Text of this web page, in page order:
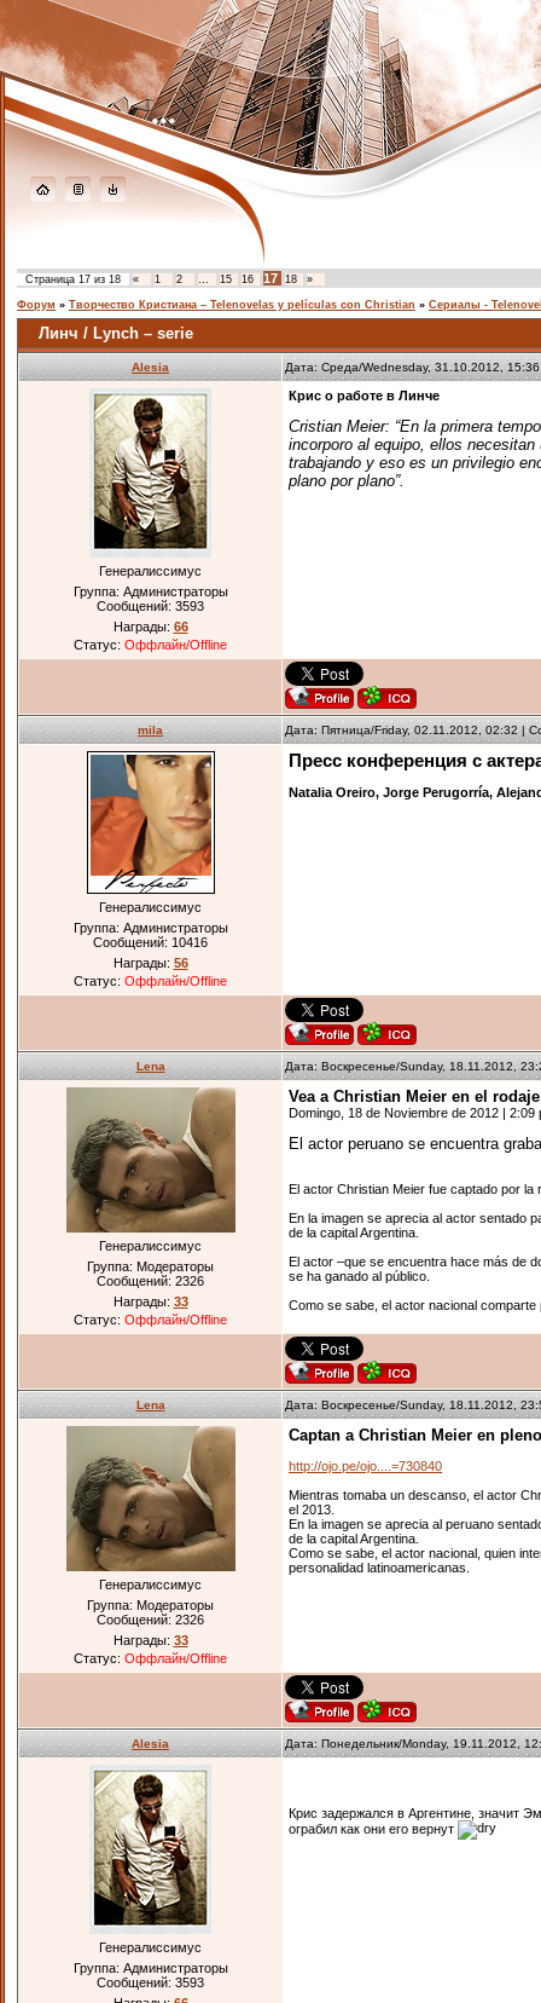
...
Страница 17 из 18 « 1 2 … 15 16 17 18 »
Форум » Творчество Кристиана – Telenovelas y películas con Christian » Сериалы -
Линч / Lynch – serie
Alesia Дата: Среда/Wednesday, 31.10.2012,
Генералиссимус
Группа: Администраторы
Сообщений: 3593
Награды: 66
Статус: Оффлайн/Offline
Крис о работе в Линче
Cristian Meier: “En la primera
incorporo al equipo, ellos
trabajando y eso es un privilegio
plano por plano”.
mila Дата: Пятница/Friday, 02.11.2012, 02:32 |
Генералиссимус
Группа: Администраторы
Сообщений: 10416
Награды: 56
Статус: Оффлайн/Offline
Пресс конференция с
Natalia Oreiro, Jorge Perugorría,
Lena Дата: Воскресенье/Sunday, 18.11.2012,
Генералиссимус
Группа: Модераторы
Сообщений: 2326
Награды: 33
Статус: Оффлайн/Offline
Vea a Christian Meier en el
Domingo, 18 de Noviembre de 2012 | 2:09
El actor peruano se encuentra
El actor Christian Meier fue captado por
En la imagen se aprecia al actor sentado
de la capital Argentina.
El actor –que se encuentra hace más de
se ha ganado al público.
Como se sabe, el actor nacional
Lena Дата: Воскресенье/Sunday, 18.11.2012,
Генералиссимус
Группа: Модераторы
Сообщений: 2326
Награды: 33
Статус: Оффлайн/Offline
Captan a Christian Meier en
http://ojo.pe/ojo....=730840
Mientras tomaba un descanso, el actor
el 2013.
En la imagen se aprecia al peruano
de la capital Argentina.
Como se sabe, el actor nacional, quien
personalidad latinoamericanas.
Alesia Дата: Понедельник/Monday, 19.11.2012,
Генералиссимус
Группа: Администраторы
Сообщений: 3593
Крис задержался в Аргентине, значит
ограбил как они его вернут